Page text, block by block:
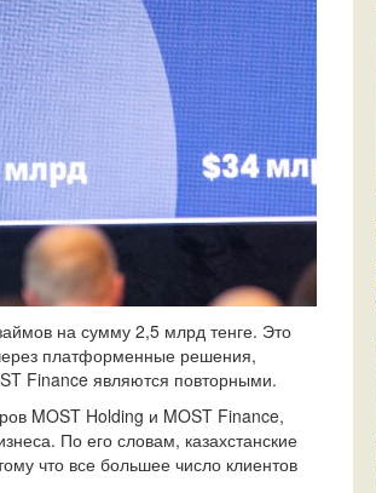
на сумму 2,5 млрд тенге. Это
платформенные решения,
Finance являются повторными.
MOST Holding и MOST Finance,
По его словам, казахстанские
что все большее число клиентов